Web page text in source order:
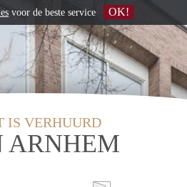
IS VERHUURD
ARNHEM
voor de beste service OK!